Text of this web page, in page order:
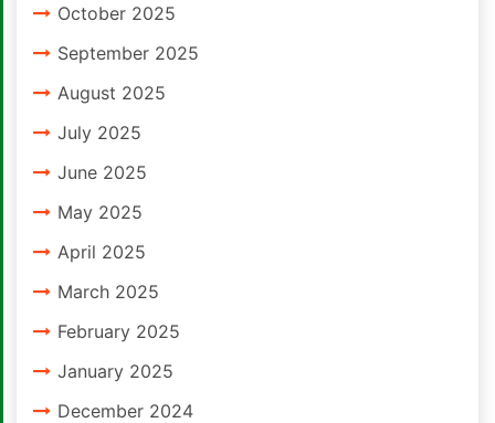
October 2025
September 2025
August 2025
July 2025
June 2025
May 2025
April 2025
March 2025
February 2025
January 2025
December 2024